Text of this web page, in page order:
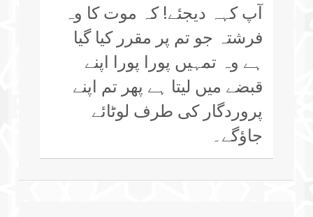
آپ کہہ دیجئے! کہ موت کا وہ
فرشتہ جو تم پر مقرر کیا گیا
ہے وہ تمہیں پورا پورا اپنے
قبضے میں لیتا ہے پھر تم اپنے
پروردگار کی طرف لوٹائے
جاؤگے۔